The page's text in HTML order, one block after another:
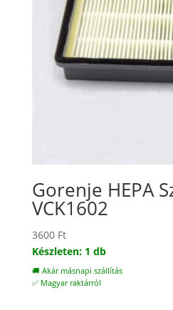
Gorenje HEPA
VCK1602
3600 Ft
Készleten: 1 db
🚚 Akár másnapi szállítás
✅ Magyar raktárról